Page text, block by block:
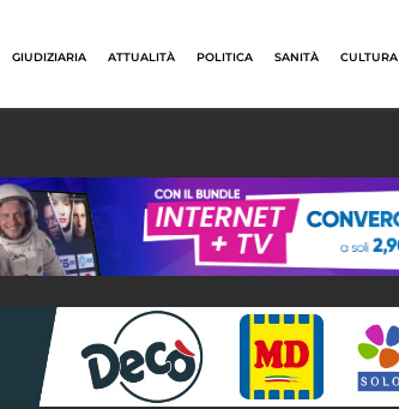
GIUDIZIARIA ATTUALITÀ POLITICA SANITÀ CULTURA